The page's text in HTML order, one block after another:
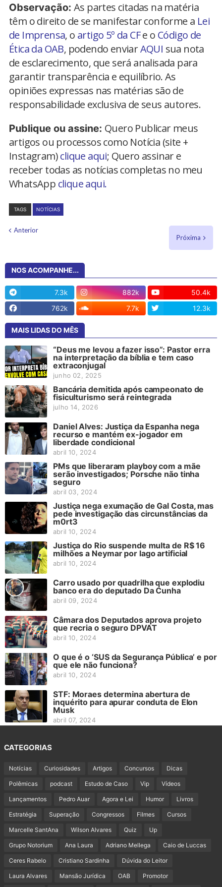
Observação: As partes citadas na matéria
têm o direito de se manifestar conforme a Lei
de Imprensa, o artigo 5º da CFe o Código de
Ética da OAB, podendo enviarAQUI sua nota
de esclarecimento, que será analisada para
garantir transparência e equilíbrio. As
opiniões expressas nas matérias são de
responsabilidade exclusiva de seus autores.
Publique ou assine: Quero Publicar meus
artigos ou processos como Notícia (site +
Instagram)clique aqui; Quero assinar e
receber todas as notícias completas no meu
WhatsApp clique aqui.
TAGS NOTÍCIAS
Anterior
Próxima
NOS ACOMPANHE...
7.3k 882k
50.4k
762k
7.7k 12.3k
MAIS LIDAS DO MÊS
“Deus me levou a fazer isso”: Pastor erra
na interpretação da bíblia e tem caso
extraconjugal
junho 02, 2025
Bancária demitida após campeonato de
fisiculturismo será reintegrada
julho 14, 2026
Daniel Alves: Justiça da Espanha nega
recurso e mantém ex-jogador em
liberdade condicional
abril 10, 2024
PMs que liberaram playboy com a mãe
serão investigados; Porsche não tinha
seguro
abril 03, 2024
Justiça nega exumação de Gal Costa, mas
pede investigação das circunstâncias da
m0rt3
abril 10, 2024
Justiça do Rio suspende multa de R$ 16
milhões a Neymar por lago artificial
abril 10, 2024
Carro usado por quadrilha que explodiu
banco era do deputado Da Cunha
abril 09, 2024
Câmara dos Deputados aprova projeto
que recria o seguro DPVAT
abril 10, 2024
O que é o ‘SUS da Segurança Pública’ e por
que ele não funciona?
abril 10, 2024
STF: Moraes determina abertura de
inquérito para apurar conduta de Elon
Musk
abril 07, 2024
CATEGORIAS
Notícias Curiosidades Artigos Concursos Dicas
Polêmicas podcast Estudo de Caso Vip Vídeos
Lançamentos Pedro Auar Agora e Lei Humor Livros
Estratégia Superação Congressos Filmes Cursos
Marcelle SantAna Wilson Alvares Quiz Up
Grupo Notorium Ana Laura Adriano Mellega Caio de Luccas
Ceres Rabelo Cristiano Sardinha Dúvida do Leitor
Laura Alvares Mansão Jurídica OAB Promotor